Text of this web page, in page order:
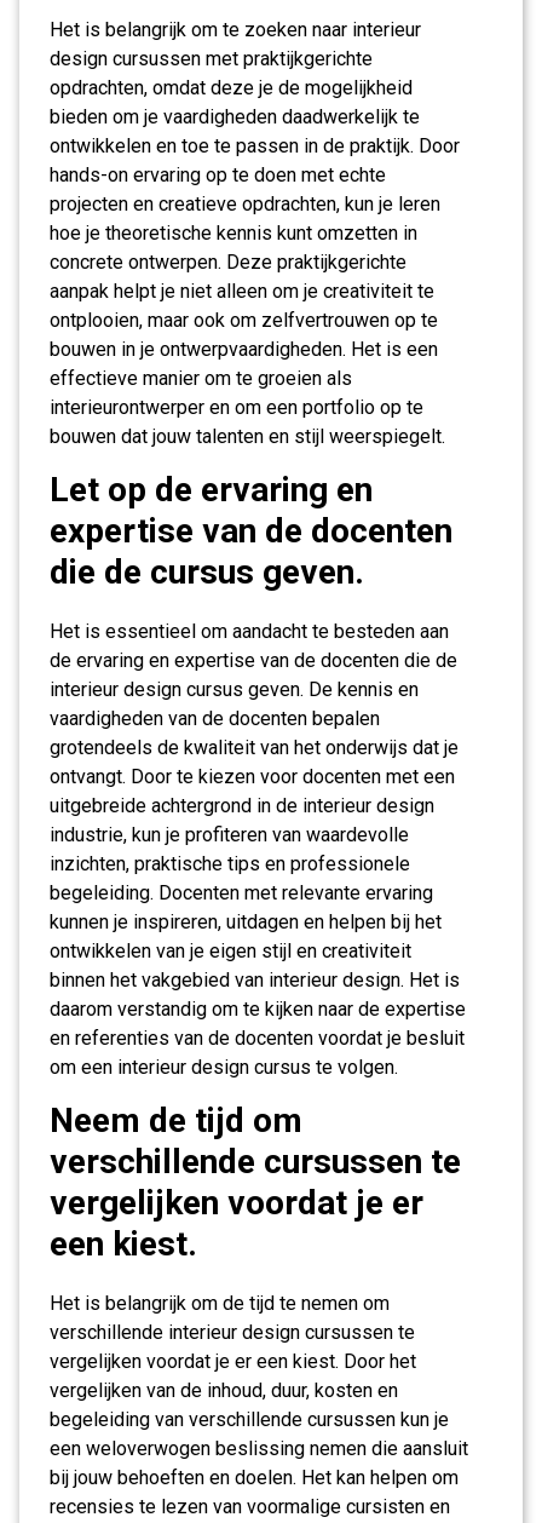
Het is belangrijk om te zoeken naar interieur
design cursussen met praktijkgerichte
opdrachten, omdat deze je de mogelijkheid
bieden om je vaardigheden daadwerkelijk te
ontwikkelen en toe te passen in de praktijk. Door
hands-on ervaring op te doen met echte
projecten en creatieve opdrachten, kun je leren
hoe je theoretische kennis kunt omzetten in
concrete ontwerpen. Deze praktijkgerichte
aanpak helpt je niet alleen om je creativiteit te
ontplooien, maar ook om zelfvertrouwen op te
bouwen in je ontwerpvaardigheden. Het is een
effectieve manier om te groeien als
interieurontwerper en om een portfolio op te
bouwen dat jouw talenten en stijl weerspiegelt.
Let op de ervaring en
expertise van de docenten
die de cursus geven.
Het is essentieel om aandacht te besteden aan
de ervaring en expertise van de docenten die de
interieur design cursus geven. De kennis en
vaardigheden van de docenten bepalen
grotendeels de kwaliteit van het onderwijs dat je
ontvangt. Door te kiezen voor docenten met een
uitgebreide achtergrond in de interieur design
industrie, kun je profiteren van waardevolle
inzichten, praktische tips en professionele
begeleiding. Docenten met relevante ervaring
kunnen je inspireren, uitdagen en helpen bij het
ontwikkelen van je eigen stijl en creativiteit
binnen het vakgebied van interieur design. Het is
daarom verstandig om te kijken naar de expertise
en referenties van de docenten voordat je besluit
om een interieur design cursus te volgen.
Neem de tijd om
verschillende cursussen te
vergelijken voordat je er
een kiest.
Het is belangrijk om de tijd te nemen om
verschillende interieur design cursussen te
vergelijken voordat je er een kiest. Door het
vergelijken van de inhoud, duur, kosten en
begeleiding van verschillende cursussen kun je
een weloverwogen beslissing nemen die aansluit
bij jouw behoeften en doelen. Het kan helpen om
recensies te lezen van voormalige cursisten en